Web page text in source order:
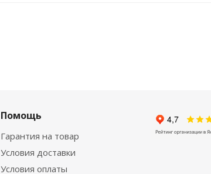
Помощь
Гарантия на товар
Условия доставки
Условия оплаты